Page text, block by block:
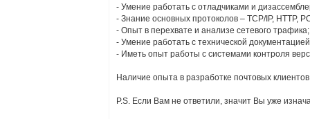
- Умение работать с отладчиками и
- Знание основных протоколов – TCP/IP, HTTP,
- Опыт в перехвате и анализе сетевого трафика;
- Умение работать с технической
- Иметь опыт работы с системами контроля
Наличие опыта в разработке почтовых
P.S. Если Вам не ответили, значит Вы уже